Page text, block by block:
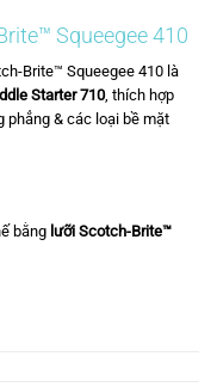
Squeegee 410
Brite™ Squeegee 410 là
Starter 710, thích hợp
phẳng & các loại bề mặt
bằng lưỡi Scotch-Brite™